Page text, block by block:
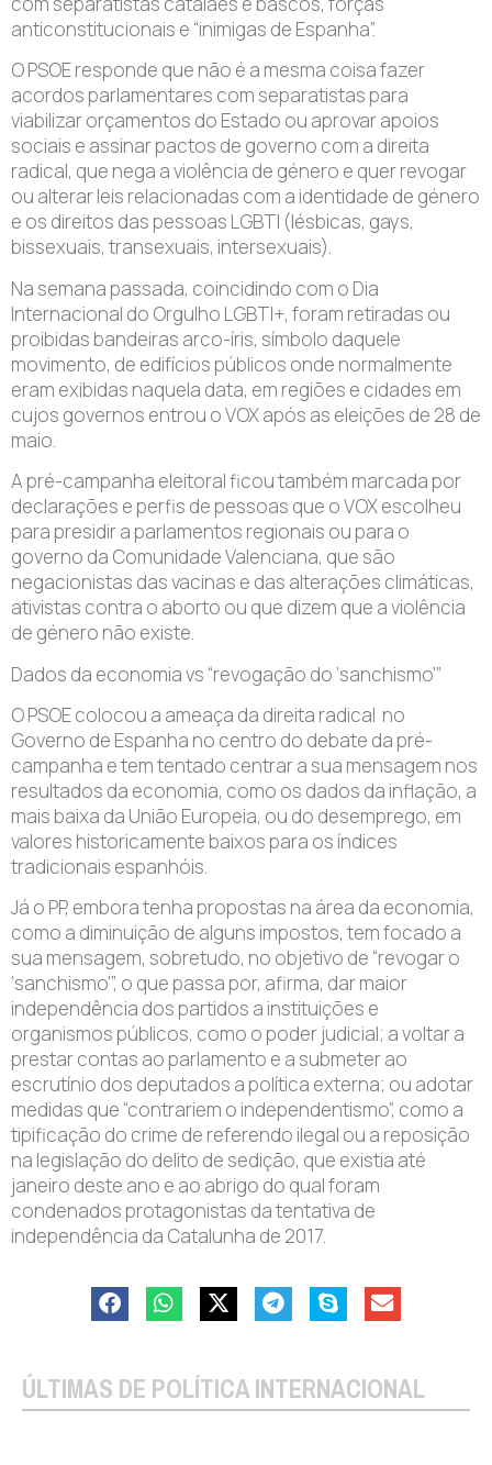
anticonstitucionais e “inimigas de Espanha”.
O PSOE responde que não é a mesma coisa fazer
acordos parlamentares com separatistas para
viabilizar orçamentos do Estado ou aprovar apoios
sociais e assinar pactos de governo com a direita
radical, que nega a violência de género e quer revogar
ou alterar leis relacionadas com a identidade de género
e os direitos das pessoas LGBTI (lésbicas, gays,
bissexuais, transexuais, intersexuais).
Na semana passada, coincidindo com o Dia
Internacional do Orgulho LGBTI+, foram retiradas ou
proibidas bandeiras arco-íris, símbolo daquele
movimento, de edifícios públicos onde normalmente
eram exibidas naquela data, em regiões e cidades em
cujos governos entrou o VOX após as eleições de 28 de
maio.
A pré-campanha eleitoral ficou também marcada por
declarações e perfis de pessoas que o VOX escolheu
para presidir a parlamentos regionais ou para o
governo da Comunidade Valenciana, que são
negacionistas das vacinas e das alterações climáticas,
ativistas contra o aborto ou que dizem que a violência
de género não existe.
Dados da economia vs “revogação do ‘sanchismo'”
O PSOE colocou a ameaça da direita radical no
Governo de Espanha no centro do debate da pré-
campanha e tem tentado centrar a sua mensagem nos
resultados da economia, como os dados da inflação, a
mais baixa da União Europeia, ou do desemprego, em
valores historicamente baixos para os índices
tradicionais espanhóis.
Já o PP, embora tenha propostas na área da economia,
como a diminuição de alguns impostos, tem focado a
sua mensagem, sobretudo, no objetivo de “revogar o
‘sanchismo'”, o que passa por, afirma, dar maior
independência dos partidos a instituições e
organismos públicos, como o poder judicial; a voltar a
prestar contas ao parlamento e a submeter ao
escrutínio dos deputados a política externa; ou adotar
medidas que “contrariem o independentismo”, como a
tipificação do crime de referendo ilegal ou a reposição
na legislação do delito de sedição, que existia até
janeiro deste ano e ao abrigo do qual foram
condenados protagonistas da tentativa de
independência da Catalunha de 2017.
ÚLTIMAS DE POLÍTICA INTERNACIONAL